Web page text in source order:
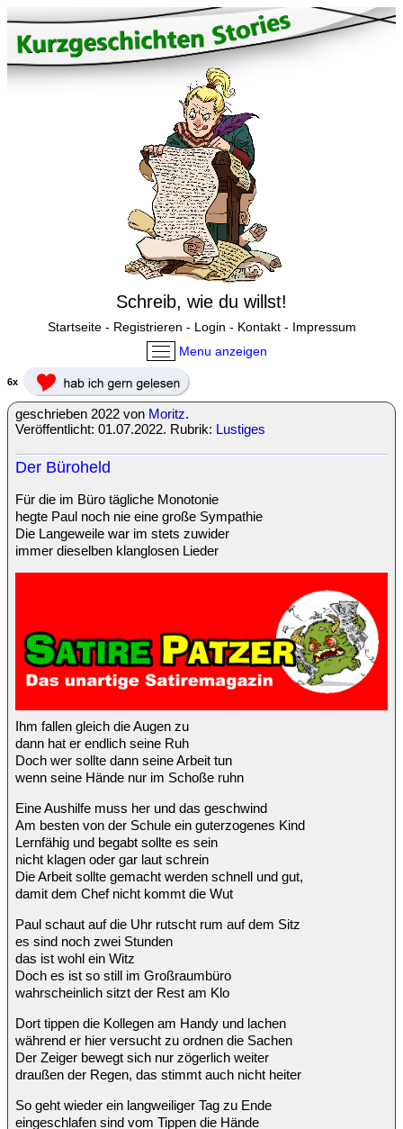
Schreib, wie du willst!
Startseite- Registrieren - Login - Kontakt- Impressum
Menu anzeigen
6x
geschrieben 2022 von Moritz.
Veröffentlicht: 01.07.2022. Rubrik: Lustiges
Der Büroheld
Für die im Büro tägliche Monotonie
hegte Paul noch nie eine große Sympathie
Die Langeweile war im stets zuwider
immer dieselben klanglosen Lieder
Ihm fallen gleich die Augen zu
dann hat er endlich seine Ruh
Doch wer sollte dann seine Arbeit tun
wenn seine Hände nur im Schoße ruhn
Eine Aushilfe muss her und das geschwind
Am besten von der Schule ein guterzogenes Kind
Lernfähig und begabt sollte es sein
nicht klagen oder gar laut schrein
Die Arbeit sollte gemacht werden schnell und gut,
damit dem Chef nicht kommt die Wut
Paul schaut auf die Uhr rutscht rum auf dem Sitz
es sind noch zwei Stunden
das ist wohl ein Witz
Doch es ist so still im Großraumbüro
wahrscheinlich sitzt der Rest am Klo
Dort tippen die Kollegen am Handy und lachen
während er hier versucht zu ordnen die Sachen
Der Zeiger bewegt sich nur zögerlich weiter
draußen der Regen, das stimmt auch nicht heiter
So geht wieder ein langweiliger Tag zu Ende
eingeschlafen sind vom Tippen die Hände